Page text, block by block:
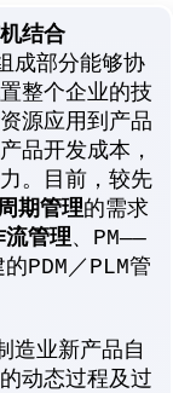
结合
成部分能够协
整个企业的技
源应用到产品
品开发成本，
。
目前，较先
期管理的需求
流管理、PM——
PDM／PLM管
业新产品自
动态过程及过